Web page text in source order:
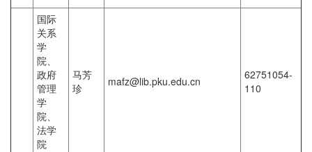
国际
关系
学
院、
政府
管理
学
院、
法学
院
马芳
珍
mafz@lib.pku.edu.cn
62751054-
110